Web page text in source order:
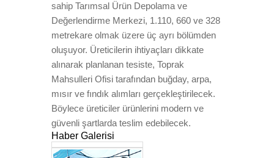
sahip Tarımsal Ürün Depolama ve
Değerlendirme Merkezi, 1.110, 660 ve 328
metrekare olmak üzere üç ayrı bölümden
oluşuyor. Üreticilerin ihtiyaçları dikkate
alınarak planlanan tesiste, Toprak
Mahsulleri Ofisi tarafından buğday, arpa,
mısır ve fındık alımları gerçekleştirilecek.
Böylece üreticiler ürünlerini modern ve
güvenli şartlarda teslim edebilecek.
Haber Galerisi